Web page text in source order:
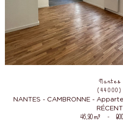
Nantes
(44000)
NANTES - CAMBRONNE -
RÉCENT
46,30 m² -